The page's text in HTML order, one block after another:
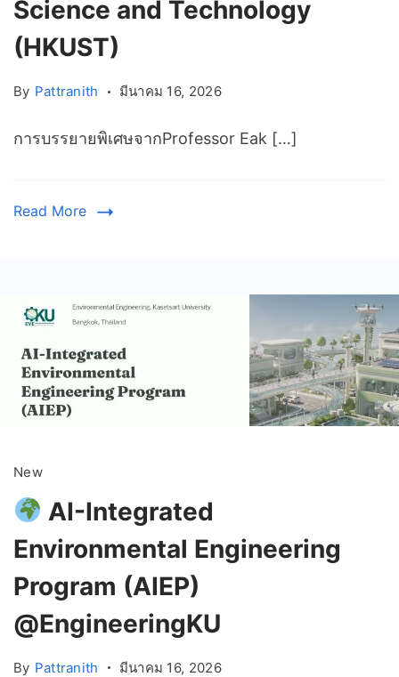
Science and Technology
(HKUST)
By Pattranith มีนาคม 16, 2026
การบรรยายพิเศษจากProfessor Eak […]
Read More
New
AI-Integrated
Environmental Engineering
Program (AIEP)
@EngineeringKU
By Pattranith มีนาคม 16, 2026